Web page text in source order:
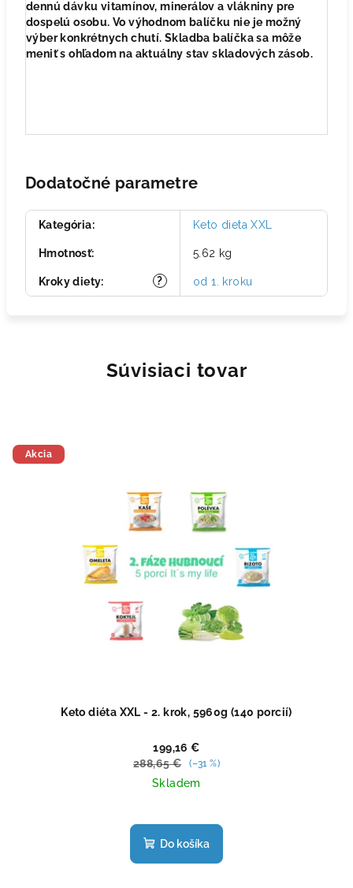
dennú dávku vitamínov, minerálov a vlákniny pre
dospelú osobu. Vo výhodnom balíčku nie je možný
výber konkrétnych chutí. Skladba balíčka sa môže
meniť s ohľadom na aktuálny stav skladových zásob.
Dodatočné parametre
Kategória: Keto dieta XXL
Hmotnosť: 5.62 kg
?
Kroky diety: od 1. kroku
Súvisiaci tovar
Akcia
Keto diéta XXL - 2. krok, 5960g (140 porcií)
199,16 €
288,65 €
(–31 %)
Skladem
hodnotenie
produktu
Do košíka